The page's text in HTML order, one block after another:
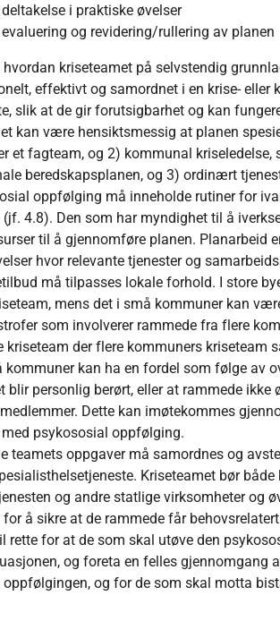
i praktiske øvelser
og revidering/rullering av planen
hvordan kriseteamet på selvstendig
effektivt og samordnet i en krise-
slik at de gir forutsigbarhet og kan
kan være hensiktsmessig at planen
et fagteam, og 2) kommunal
beredskapsplanen, og 3) ordinært
oppfølging må inneholde rutiner for
4.8). Den som har myndighet til å
til å gjennomføre planen. Planarbeid
hvor relevante tjenester og
må tilpasses lokale forhold. I store
mens det i små kommuner kan
som involverer rammede fra flere
kriseteam der flere kommuners kriseteam
kommuner kan ha en fordel som følge av
blir personlig berørt, eller at rammede
Dette kan imøtekommes
psykososial oppfølging.
teamets oppgaver må samordnes og
Kriseteamet bør
og andre statlige virksomheter og
å sikre at de rammede får
rette for at de som skal utøve den
og foreta en felles
og for de som skal motta